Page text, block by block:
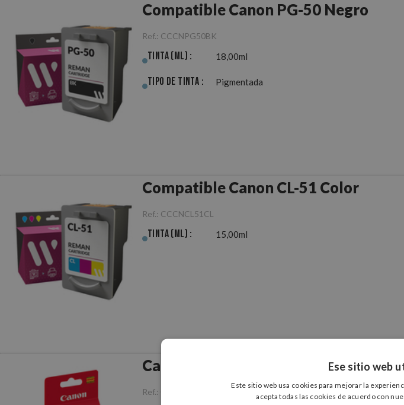
Compatible Canon PG-50 Negro
Ref.: CCCNPG50BK
Tinta (ml) : 18,00ml
Tipo de Tinta : Pigmentada
Compatible Canon CL-51 Color
Ref.: CCCNCL51CL
Tinta (ml) : 15,00ml
Canon PG-40 Negro Original
Ref.:
Ese sitio web
Este sitio web usa cookies para mejorar la
acepta todas las cookies de acuerdo con